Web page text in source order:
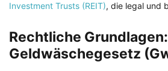
Investment Trusts (REIT), die legal und
Rechtliche
Geldwäschegesetz